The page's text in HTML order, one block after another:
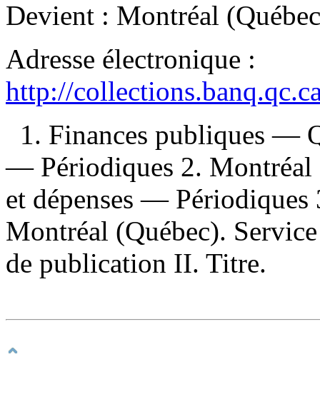
Devient : Montréal
Adresse électronique :
http://
1. Finances publiques —
— Périodiques 2. Montréal
et dépenses —
Montréal (Québec).
de publication II. Titre.